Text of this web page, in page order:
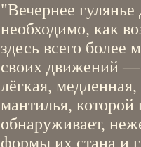
"Вечернее
необходимо, как
здесь всего
своих движений —
лёгкая,
мантилья, которой
обнаруживает,
формы их стана и